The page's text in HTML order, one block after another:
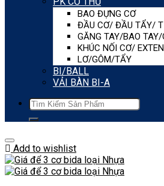
BAO ĐỰNG CƠ
ĐẦU CƠ/ ĐẦU TẨY/
GĂNG TAY/BAO TAY/
KHÚC NỐI CƠ/
LƠ/GÔM/TẨY
BI/BALL
VẢI BÀN BI-A
Tìm
kiếm:
Add to wishlist